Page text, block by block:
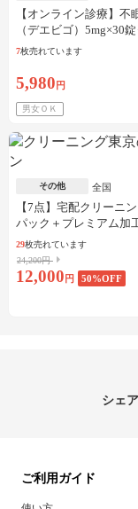
【オンライン診療】不
（デエビゴ）5mg×30
料・送料込
7枚売れています
5,980 円
男女ＯＫ
その他 全国
【7点】宅配クリーニ
パック＋プレミアム加
29枚売れています
24,200円
12,000 円 50%OFF
シェア
ご利用ガイド